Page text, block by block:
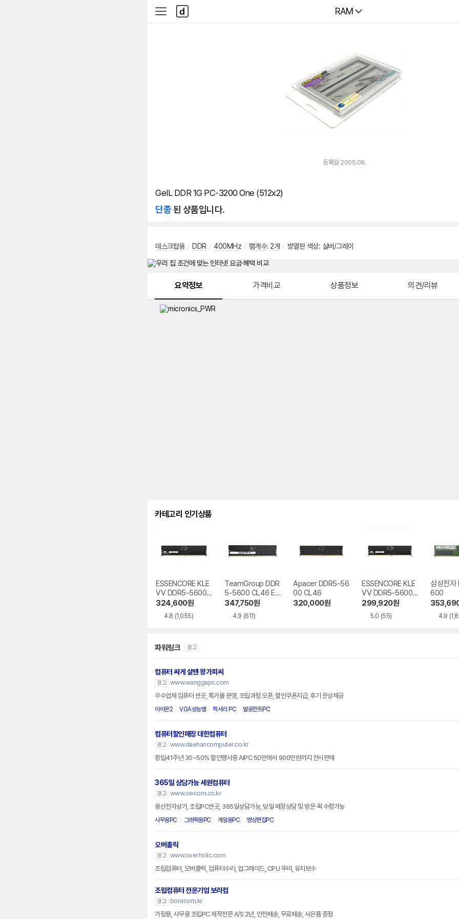
다나와
RAM
사
이
다
나
와
등록월 2005.08.
GeIL DDR 1G PC-3200 One (512x2)
단종된 상품입니다.
데스크탑용 / DDR / 400MHz / 램개수: 2개 / 방열판 색상: 실버/그레이
요약정보 가격비교 상품정보 의견/리뷰
카테고리 인기상품
ESSENCORE KLE
VV DDR5-5600
CL46 파인인포
324,600원
4.8 (1,055)
TeamGroup DDR
5-5600 CL46 Elit
e 서린
347,750원
4.9 (611)
Apacer DDR5-56
00 CL46
320,000원
ESSENCORE KLE
VV DDR5-5600
CL46 AMD 파인인
299,920원
5.0 (55)
삼성전
600
4.9
파워링크 광고
컴퓨터 싸게 살땐 왕가피씨
광고 www.wanggapc.com
우수업체 컴퓨터 싼곳, 특가몰 운영, 조립과정 오픈, 할인쿠폰지급, 후기 문상제공
아이온2 VGA성능별 럭셔리 PC 발로란트PC
컴퓨터할인매장 대한컴퓨터
광고 www.daehancomputer.co.kr
창립41주년 30~50% 할인행사중 AIPC 50만에서 900만원까지 전시판매
365일 상담가능 세원컴퓨터
광고 www.swcom.co.kr
용산전자상가, 조립PC싼곳, 365일상담가능, 당일 매장상담 및 방문 퀵 수령가능
사무용PC 그래픽용PC 게임용PC 영상편집PC
오버홀릭
광고 www.overholic.com
조립컴퓨터, 오버클럭, 컴퓨터수리, 업그레이드, CPU 뚜따, 유지보수
조립컴퓨터 전문기업 보라컴
광고
boracom.kr
가정용, 사무용 조립PC 제작전문 A/S 2년, 안전배송, 무료배송, 사은품 증정